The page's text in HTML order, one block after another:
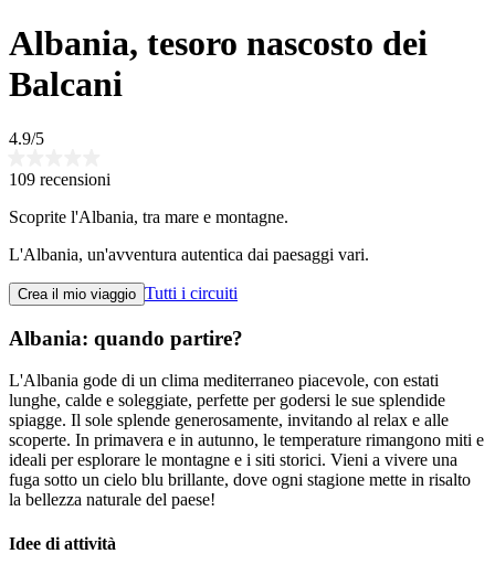
Albania, tesoro nascosto dei
Balcani
4.9/5
109 recensioni
Scoprite l'Albania, tra mare e montagne.
L'Albania, un'avventura autentica dai paesaggi vari.
Crea il mio viaggio Tutti i circuiti
Albania: quando partire?
L'Albania gode di un clima mediterraneo piacevole, con estati
lunghe, calde e soleggiate, perfette per godersi le sue splendide
spiagge. Il sole splende generosamente, invitando al relax e alle
scoperte. In primavera e in autunno, le temperature rimangono miti e
ideali per esplorare le montagne e i siti storici. Vieni a vivere una
fuga sotto un cielo blu brillante, dove ogni stagione mette in risalto
la bellezza naturale del paese!
Idee di attività